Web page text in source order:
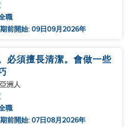
職
前開始: 09日09月2026年
必須擅長清潔。會做一些
洲人
職
前開始: 07日08月2026年